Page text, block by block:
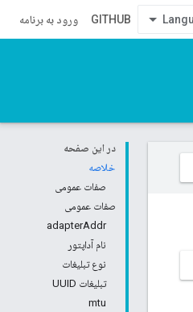
GITHUB ورود به برنامه
در این صفحه
خلاصه
صفات عمومی
صفات عمومی
adapterAddr
نام آداپتور
نوع تبلیغات
تبلیغات UUID
mtu